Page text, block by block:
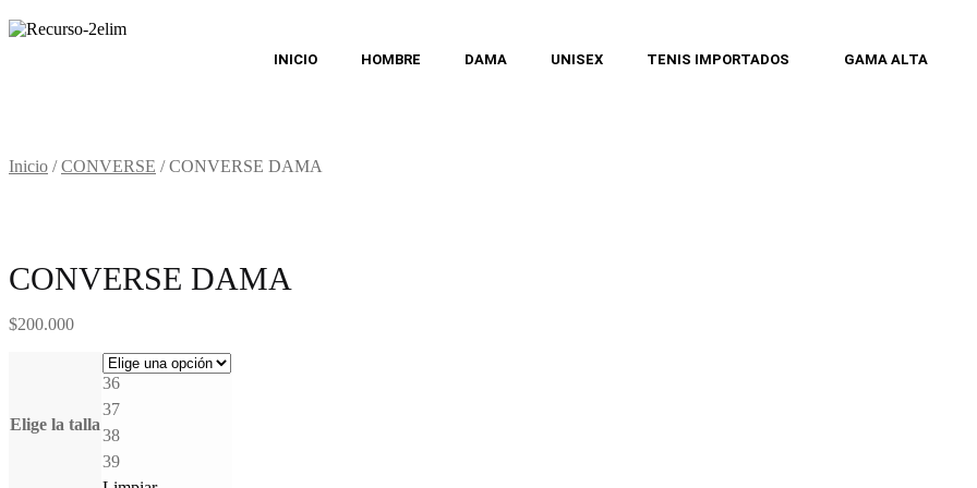
INICIO HOMBRE DAMA UNISEX TENIS IMPORTADOS GAMA ALTA
Inicio /CONVERSE /CONVERSE DAMA
CONVERSE DAMA
$200.000
Elige la talla
36
37
38
39